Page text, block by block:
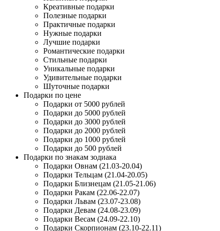
Креативные подарки
Полезные подарки
Практичные подарки
Нужные подарки
Лучшие подарки
Романтические подарки
Стильные подарки
Уникальные подарки
Удивительные подарки
Шуточные подарки
Подарки по цене
Подарки от 5000 рублей
Подарки до 5000 рублей
Подарки до 3000 рублей
Подарки до 2000 рублей
Подарки до 1000 рублей
Подарки до 500 рублей
Подарки по знакам зодиака
Подарки Овнам (21.03-20.04)
Подарки Тельцам (21.04-20.05)
Подарки Близнецам (21.05-21.06)
Подарки Ракам (22.06-22.07)
Подарки Львам (23.07-23.08)
Подарки Девам (24.08-23.09)
Подарки Весам (24.09-22.10)
Подарки Скорпионам (23.10-22.11)